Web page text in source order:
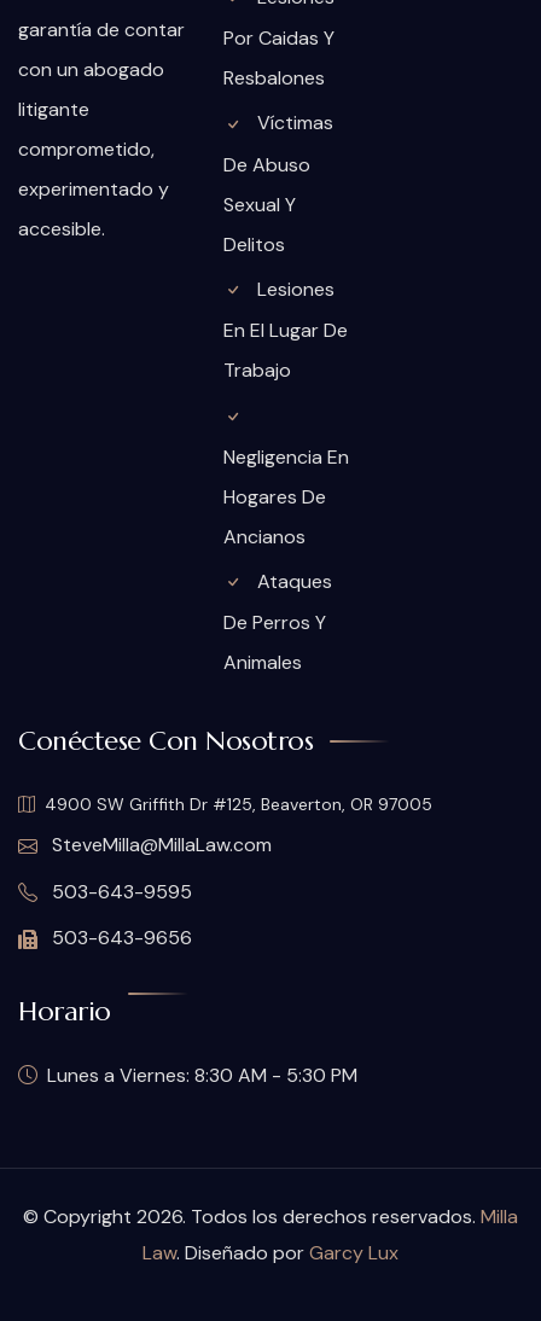
garantía de contar
con un abogado
litigante
comprometido,
experimentado y
accesible.
Por Caidas Y
Resbalones
Víctimas
De Abuso
Sexual Y
Delitos
Lesiones
En El Lugar De
Trabajo
Negligencia En
Hogares De
Ancianos
Ataques
De Perros Y
Animales
Conéctese Con Nosotros
4900 SW Griffith Dr #125, Beaverton, OR 97005
SteveMilla@MillaLaw.com
503-643-9595
503-643-9656
Horario
Lunes a Viernes: 8:30 AM - 5:30 PM
© Copyright 2026. Todos los derechos reservados. Milla
Law. Diseñado porGarcy Lux